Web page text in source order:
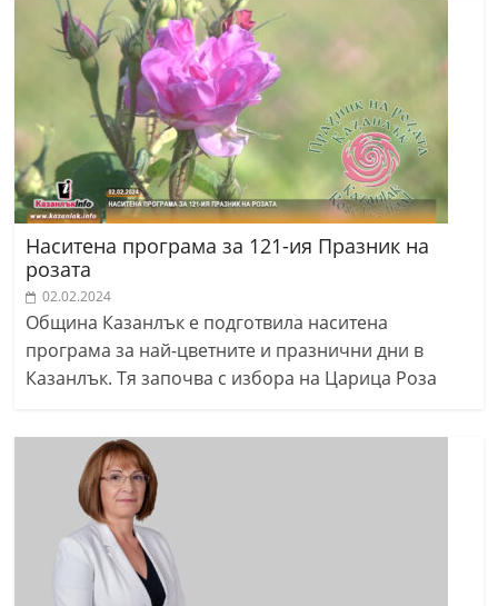
Наситена програма за 121-ия Празник на
розата
02.02.2024
Община Казанлък е подготвила наситена
програма за най-цветните и празнични дни в
Казанлък. Тя започва с избора на Царица Роза